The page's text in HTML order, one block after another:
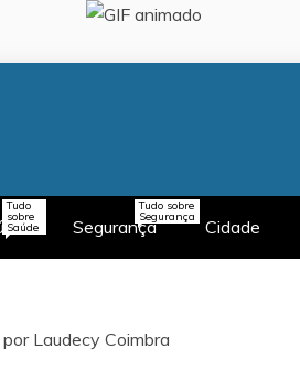
Tudo
sobre
Saúde Segurança
Tudo sobre
Segurança Cidade